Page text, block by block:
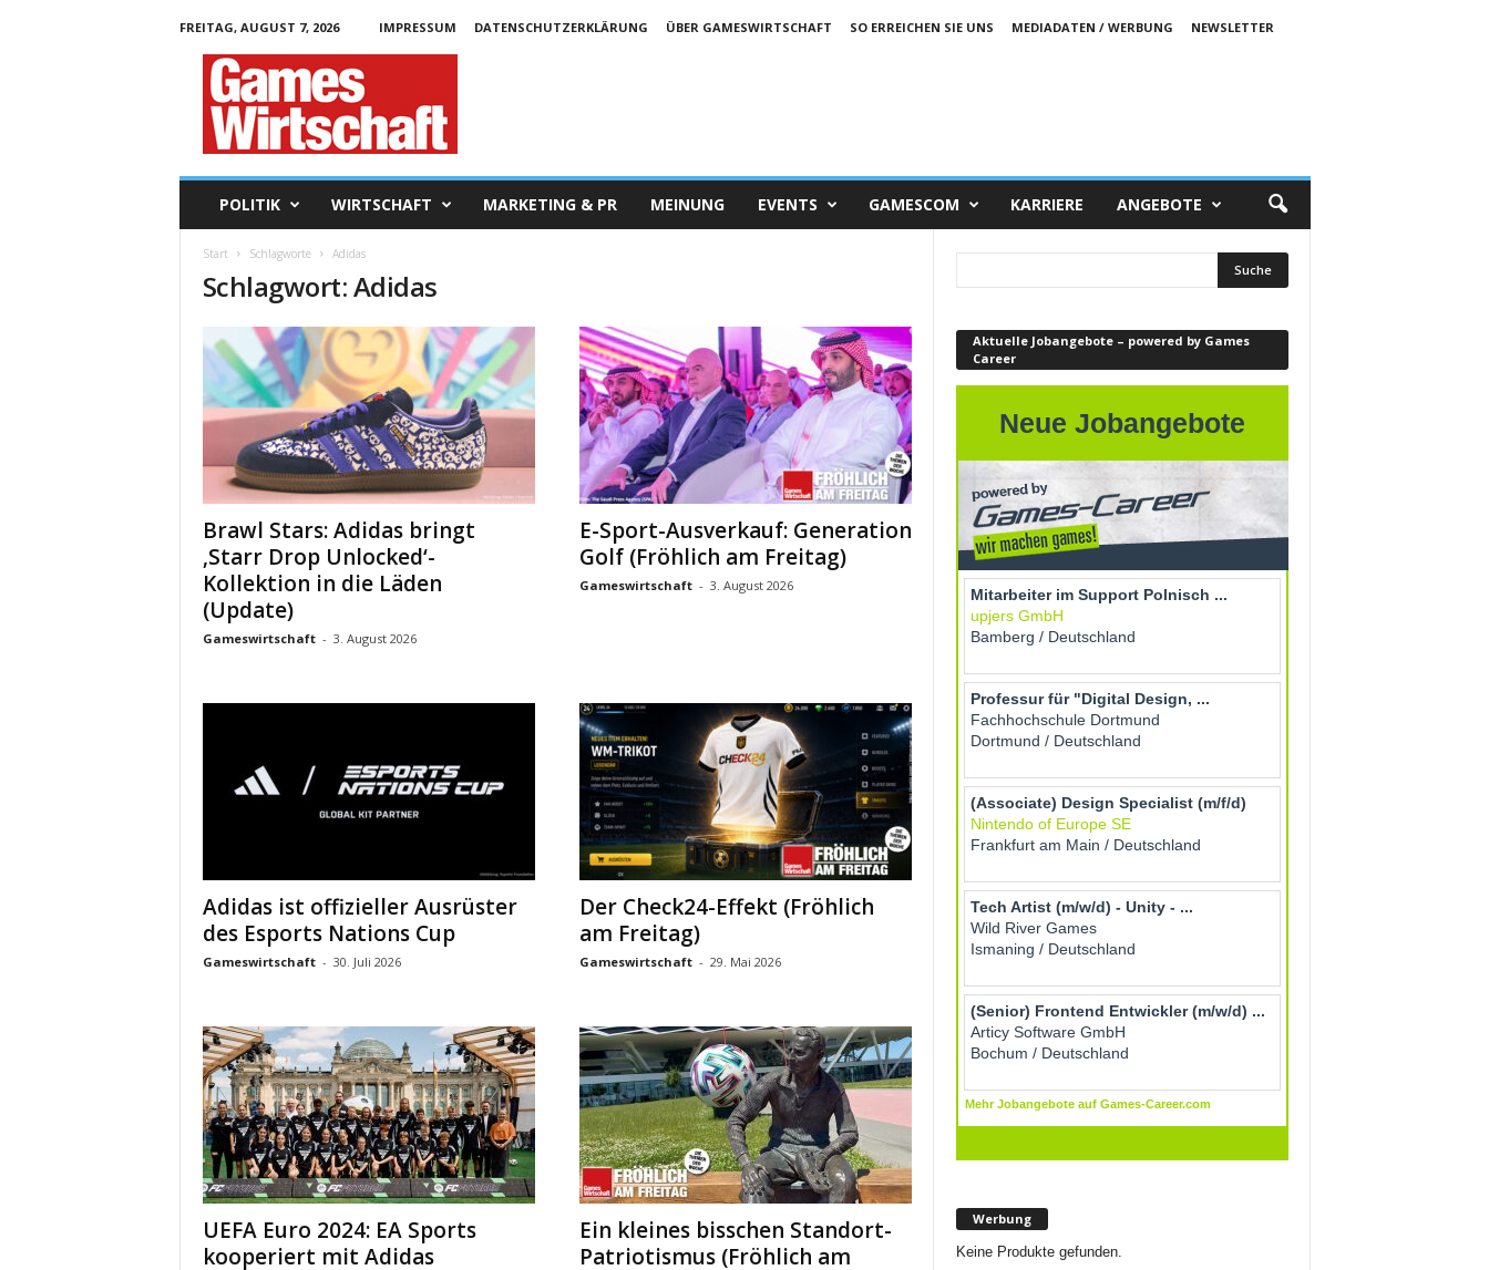
FREITAG, AUGUST 7, 2026 IMPRESSUM DATENSCHUTZERKLÄRUNG ÜBER GAMESWIRTSCHAFT SO ERREICHEN SIE UNS MEDIADATEN / WERBUNG
NEWSLETTER
POLITIK WIRTSCHAFT MARKETING & PR MEINUNG EVENTS GAMESCOM KARRIERE ANGEBOTE
Start Schlagworte Adidas
Schlagwort: Adidas
Brawl Stars: Adidas bringt
‚Starr Drop Unlocked‘-
Kollektion in die Läden
(Update)
Gameswirtschaft - 3. August 2026
E-Sport-Ausverkauf: Generation
Golf (Fröhlich am Freitag)
Gameswirtschaft - 3. August 2026
Adidas ist offizieller Ausrüster
des Esports Nations Cup
Gameswirtschaft - 30. Juli 2026
Der Check24-Effekt (Fröhlich
am Freitag)
Gameswirtschaft - 29. Mai 2026
UEFA Euro 2024: EA Sports
kooperiert mit Adidas
Ein kleines bisschen Standort-
Patriotismus (Fröhlich am
Aktuelle Jobangebote – powered by Games
Career
Werbung
Keine Produkte gefunden.